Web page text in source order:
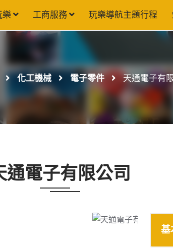
樂 工商服務 玩樂導航主題行程
化工機械 電子零件 天通電子有
通電子有限公司
基